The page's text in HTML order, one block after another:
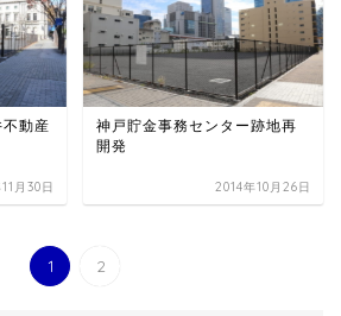
動産
月30日
神戸貯金事務センター跡地再
開発
2014年10月26日
1 2